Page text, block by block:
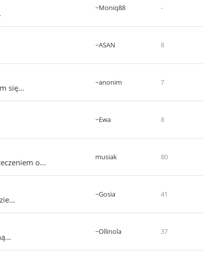
~Moniq88 -
~ASAN 8
się...
~anonim 7
~Ewa 8
o...
musiak 80
~Gosia 41
~Ollinola 37